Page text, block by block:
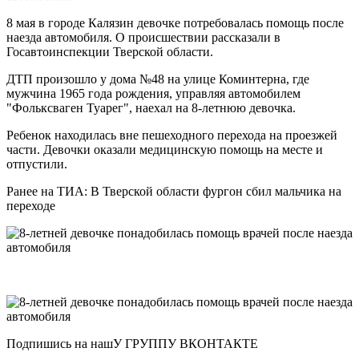
8 мая в городе Калязин девочке потребовалась помощь после
наезда автомобиля. О происшествии рассказали в
Госавтоинспекции Тверской области.
ДТП произошло у дома №48 на улице Коминтерна, где
мужчина 1965 года рождения, управляя автомобилем
"Фольксваген Туарег", наехал на 8-летнюю девочка.
Ребенок находилась вне пешеходного перехода на проезжей
части. Девочки оказали медицинскую помощь на месте и
отпустили.
Ранее на ТИА: В Тверской области фургон сбил мальчика на
переходе
Подпишись на нашУ ГРУППУ ВКОНТАКТЕ